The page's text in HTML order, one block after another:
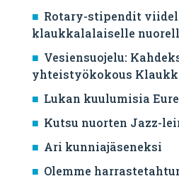
Rotary-stipendit
klaukkalalaiselle
Vesiensuojelu:
yhteistyökokous
Lukan kuulumisia
Kutsu nuorten Jazz-
Ari kunniajäseneksi
Olemme